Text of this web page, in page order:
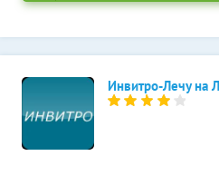
Инвитро-Лечу на